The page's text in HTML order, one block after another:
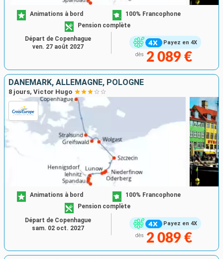
Payez en 4X
Animations à bord
100% Francophone
Pension complète
dès 2 089 €
Départ de Copenhague
ven. 27 août 2027
DANEMARK, ALLEMAGNE, POLOGNE
8 jours, Victor Hugo
Payez en 4X
Animations à bord
100% Francophone
Pension complète
dès 2 089 €
Départ de Copenhague
sam. 02 oct. 2027